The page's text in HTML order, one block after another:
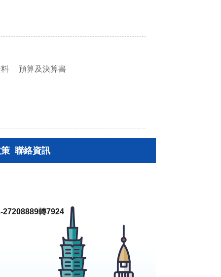
預算及決算書
聯絡資訊
27208889轉7924